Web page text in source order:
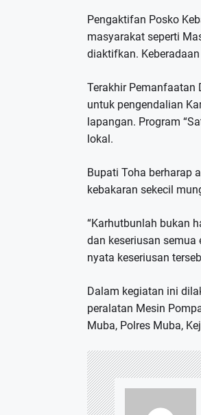
Pengaktifan Posko
masyarakat seperti
diaktifkan.
Terakhir Pemanfaatan
untuk pengendalian
lapangan. Program
lokal.
Bupati Toha berharap
kebakaran sekecil
“Karhutbunlah bukan
dan keseriusan
nyata keseriusan
Dalam kegiatan ini
peralatan Mesin
Muba, Polres Muba,